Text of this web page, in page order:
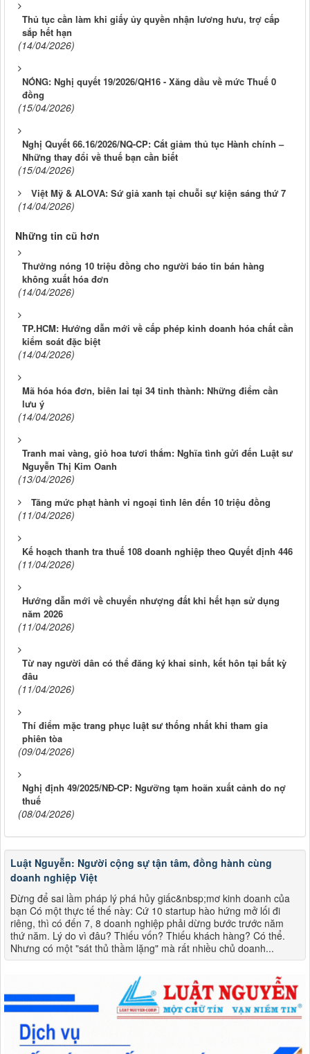
Thủ tục cần làm khi giấy ủy quyền nhận lương hưu, trợ cấp
sắp hết hạn
(14/04/2026)
NÓNG: Nghị quyết 19/2026/QH16 - Xăng dầu về mức Thuế 0
đồng
(15/04/2026)
Nghị Quyết 66.16/2026/NQ-CP: Cắt giảm thủ tục Hành chính –
Những thay đổi về thuế bạn cần biết
(15/04/2026)
Việt Mỹ & ALOVA: Sứ giả xanh tại chuỗi sự kiện sáng thứ 7
(14/04/2026)
Những tin cũ hơn
Thưởng nóng 10 triệu đồng cho người báo tin bán hàng
không xuất hóa đơn
(14/04/2026)
TP.HCM: Hướng dẫn mới về cấp phép kinh doanh hóa chất cần
kiểm soát đặc biệt
(14/04/2026)
Mã hóa hóa đơn, biên lai tại 34 tỉnh thành: Những điểm cần
lưu ý
(14/04/2026)
Tranh mai vàng, giỏ hoa tươi thắm: Nghĩa tình gửi đến Luật sư
Nguyễn Thị Kim Oanh
(13/04/2026)
Tăng mức phạt hành vi ngoại tình lên đến 10 triệu đồng
(11/04/2026)
Kế hoạch thanh tra thuế 108 doanh nghiệp theo Quyết định 446
(11/04/2026)
Hướng dẫn mới về chuyển nhượng đất khi hết hạn sử dụng
năm 2026
(11/04/2026)
Từ nay người dân có thể đăng ký khai sinh, kết hôn tại bất kỳ
đâu
(11/04/2026)
Thí điểm mặc trang phục luật sư thống nhất khi tham gia
phiên tòa
(09/04/2026)
Nghị định 49/2025/NĐ-CP: Ngưỡng tạm hoãn xuất cảnh do nợ
thuế
(08/04/2026)
Luật Nguyễn: Người cộng sự tận tâm, đồng hành cùng
doanh nghiệp Việt
Đừng để sai lầm pháp lý phá hủy giấc&nbsp;mơ kinh doanh của
bạn Có một thực tế thế này: Cứ 10 startup hào hứng mở lối đi
riêng, thì có đến 7, 8 doanh nghiệp phải dừng bước trước năm
thứ năm. Lý do vì đâu? Thiếu vốn? Thiếu khách hàng? Có thể.
Nhưng có một "sát thủ thầm lặng" mà rất nhiều chủ doanh...